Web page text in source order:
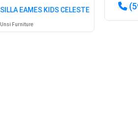
SILLA EAMES KIDS CELESTE
Unsi Furniture